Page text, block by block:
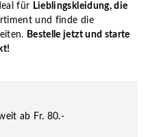
für Lieblingskleidung, die
und finde die
Bestelle jetzt und starte
ab Fr. 80.-